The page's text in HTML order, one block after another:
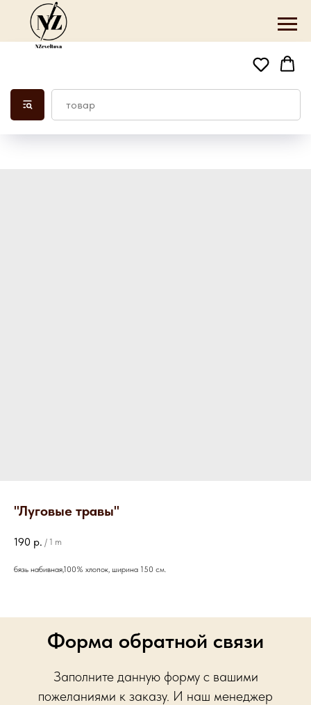
"Луговые травы"
190 р. / 1 m
бязь набивная,100% хлопок, ширина 150 см.
Форма обратной связи
Заполните данную форму с вашими
пожеланиями к заказу. И наш менеджер